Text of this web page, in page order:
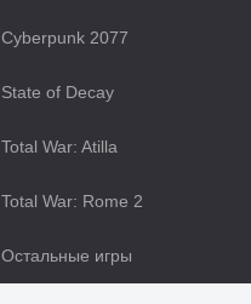
Cyberpunk 2077
State of Decay
Total War: Atilla
Total War: Rome 2
Остальные игры